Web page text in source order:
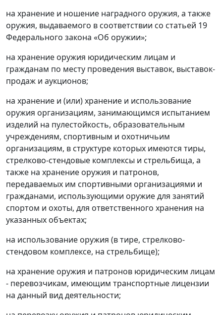
на хранение и ношение наградного оружия, а также
оружия, выдаваемого в соответствии со статьей 19
Федерального закона «Об оружии»;
на хранение оружия юридическим лицам и
гражданам по месту проведения выставок, выставок-
продаж и аукционов;
на хранение и (или) хранение и использование
оружия организациям, занимающимся испытанием
изделий на пулестойкость, образовательным
учреждениям, спортивным и охотничьим
организациям, в структуре которых имеются тиры,
стрелково-стендовые комплексы и стрельбища, а
также на хранение оружия и патронов,
передаваемых им спортивными организациями и
гражданами, использующими оружие для занятий
спортом и охоты, для ответственного хранения на
указанных объектах;
на использование оружия (в тире, стрелково-
стендовом комплексе, на стрельбище);
на хранение оружия и патронов юридическим лицам
- перевозчикам, имеющим транспортные лицензии
на данный вид деятельности;